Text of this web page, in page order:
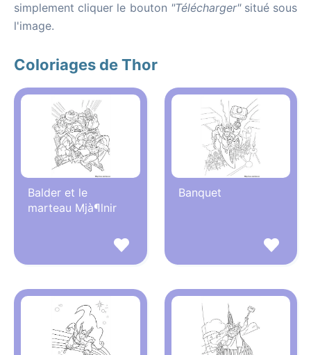
simplement cliquer le bouton "Télécharger"situé sous
l'image.
Coloriages de Thor
Balder et le
marteau Mjà¶lnir
Banquet